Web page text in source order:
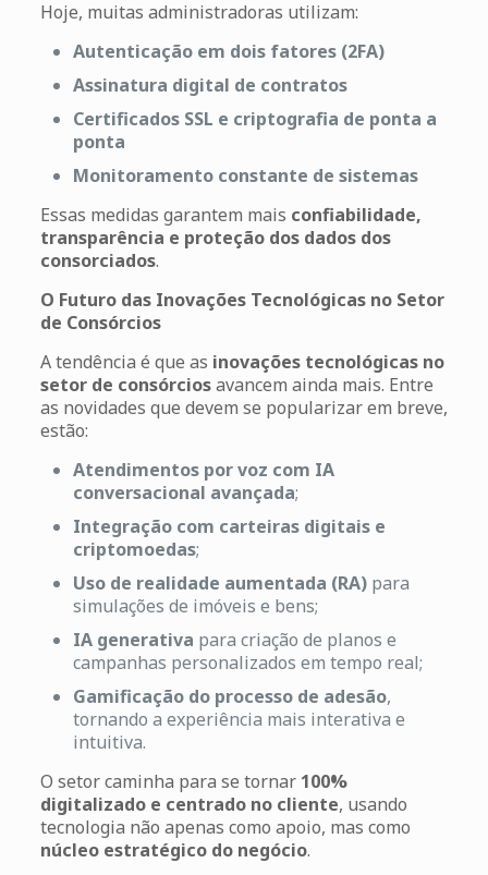
Hoje, muitas administradoras utilizam:
Autenticação em dois fatores (2FA)
Assinatura digital de contratos
Certificados SSL e criptografia de ponta a
ponta
Monitoramento constante de sistemas
Essas medidas garantem mais confiabilidade,
transparência e proteção dos dados dos
consorciados.
O Futuro das Inovações Tecnológicas no Setor
de Consórcios
A tendência é que as inovações tecnológicas no
setor de consórciosavancem ainda mais. Entre
as novidades que devem se popularizar em breve,
estão:
Atendimentos por voz com IA
conversacional avançada;
Integração com carteiras digitais e
criptomoedas;
Uso de realidade aumentada (RA)para
simulações de imóveis e bens;
IA generativa para criação de planos e
campanhas personalizados em tempo real;
Gamificação do processo de adesão,
tornando a experiência mais interativa e
intuitiva.
O setor caminha para se tornar 100%
digitalizado e centrado no cliente, usando
tecnologia não apenas como apoio, mas como
núcleo estratégico do negócio.